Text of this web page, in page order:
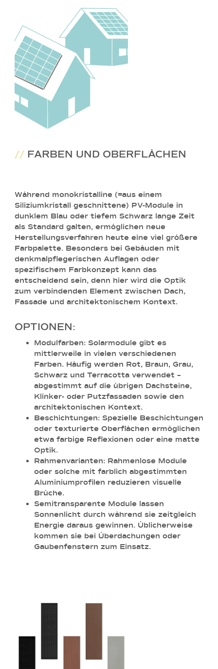
// FARBEN UND OBERFLÄCHEN
Während monokristalline (=aus einem
Siliziumkristall geschnittene) PV-Module in
dunklem Blau oder tiefem Schwarz lange Zeit
als Standard galten, ermöglichen neue
Herstellungsverfahren heute eine viel größere
Farbpalette. Besonders bei Gebäuden mit
denkmalpflegerischen Auflagen oder
spezifischem Farbkonzept kann das
entscheidend sein, denn hier wird die Optik
zum verbindenden Element zwischen Dach,
Fassade und architektonischem Kontext.
OPTIONEN:
Modulfarben: Solarmodule gibt es
mittlerweile in vielen verschiedenen
Farben. Häufig werden Rot, Braun, Grau,
Schwarz und Terracotta verwendet –
abgestimmt auf die übrigen Dachsteine,
Klinker- oder Putzfassaden sowie den
architektonischen Kontext.
Beschichtungen: Spezielle Beschichtungen
oder texturierte Oberflächen ermöglichen
etwa farbige Reflexionen oder eine matte
Optik.
Rahmenvarianten: Rahmenlose Module
oder solche mit farblich abgestimmten
Aluminiumprofilen reduzieren visuelle
Brüche.
Semitransparente Module lassen
Sonnenlicht durch während sie zeitgleich
Energie daraus gewinnen. Üblicherweise
kommen sie bei Überdachungen oder
Gaubenfenstern zum Einsatz.